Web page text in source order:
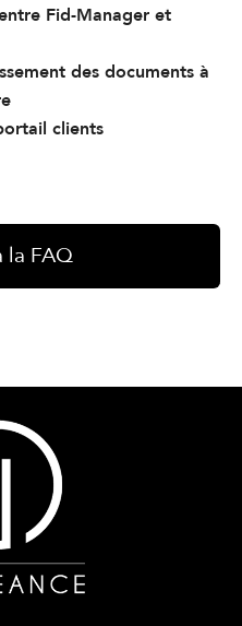
Fid-Manager et
des documents à
clients
la FAQ